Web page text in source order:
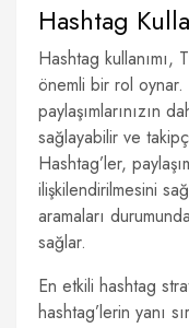
Hashtag
Hashtag kullanımı,
önemli bir rol oynar.
paylaşımlarınızın
sağlayabilir ve
Hashtag’ler,
ilişkilendirilmesini
aramaları
sağlar.
En etkili hashtag
hashtag’lerin yanı